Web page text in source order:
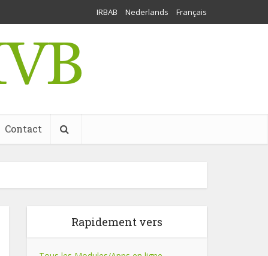
IRBAB Nederlands Français
Contact
Rapidement vers